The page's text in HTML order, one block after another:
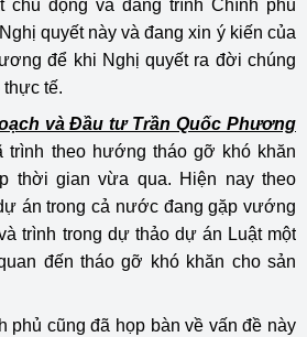
chủ động và đang trình Chính phủ
quyết này và đang xin ý kiến của
để khi Nghị quyết ra đời chúng
tế.
và Đầu tư Trần Quốc Phương
trình theo hướng tháo gỡ khó khăn
thời gian vừa qua. Hiện nay theo
án trong cả nước đang gặp vướng
trình trong dự thảo dự án Luật một
đến tháo gỡ khó khăn cho sản
phủ cũng đã họp bàn về vấn đề này